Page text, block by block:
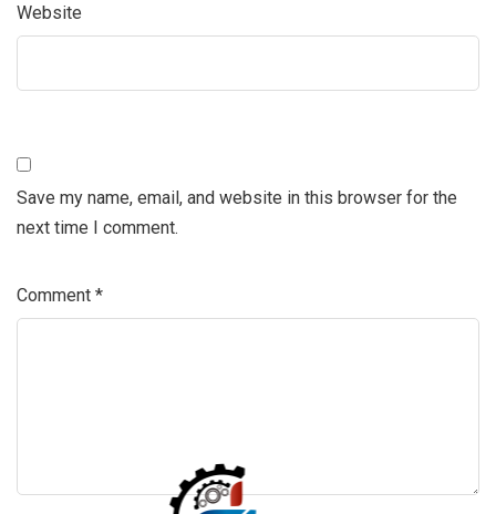
Website
Save my name, email, and website in this browser for the
next time I comment.
Comment *